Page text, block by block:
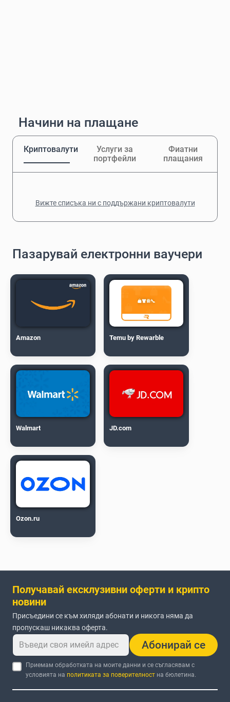
Начини на плащане
Криптовалути
Услуги за
портфейли
Фиатни
плащания
Вижте списъка ни с поддържани криптовалути
Пазарувай електронни ваучери
Amazon Temu by Rewarble
Walmart JD.com
Ozon.ru
Получавай ексклузивни оферти и крипто
новини
Присъедини се към хиляди абонати и никога няма да
пропускаш никаква оферта.
Абонирай се
Приемам обработката на моите данни и се съгласявам с
условията на политиката за поверителност на бюлетина.